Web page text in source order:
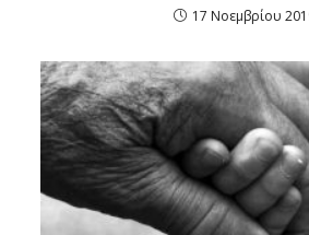
17 Νοεμβρίου